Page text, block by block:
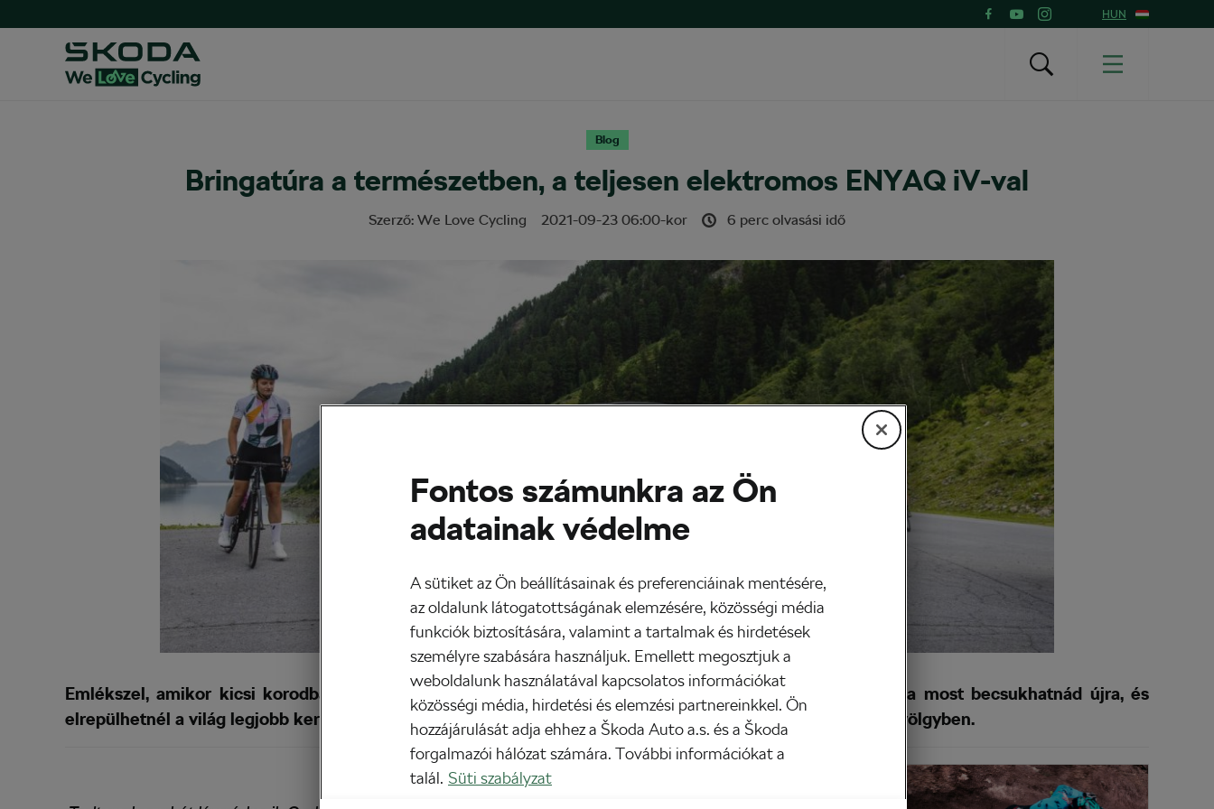
HUN
Blog
Bringatúra a természetben, a teljesen elektromos ENYAQ iV-val
Szerző: We Love Cycling 2021-09-23 06:00-kor 6 perc olvasási idő
Emlékszel, amikor kicsi korodban behunytad a szemed, és amikor kinyitottad, meglepetés várt rád? Ha most becsukhatnád újra, és
elrepülhetnél a világ legjobb kerékpáros helyére, vajon hol bukkannál fel? Eláruljuk: Tirolban, a Kaunertal-völgyben.
Fontos számunkra az Ön
adatainak védelme
A sütiket az Ön beállításainak és preferenciáinak mentésére,
az oldalunk látogatottságának elemzésére, közösségi média
funkciók biztosítására, valamint a tartalmak és hirdetések
személyre szabására használjuk. Emellett megosztjuk a
weboldalunk használatával kapcsolatos információkat
közösségi média, hirdetési és elemzési partnereinkkel. Ön
hozzájárulását adja ehhez a Škoda Auto a.s. és a Škoda
forgalmazói hálózat számára. További információkat a
talál. Süti szabályzat